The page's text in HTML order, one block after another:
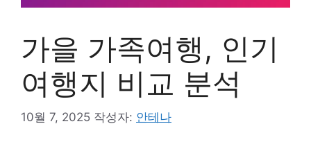
가을 가족여행, 인기
여행지 비교 분석
10월 7, 2025 작성자: 안테나